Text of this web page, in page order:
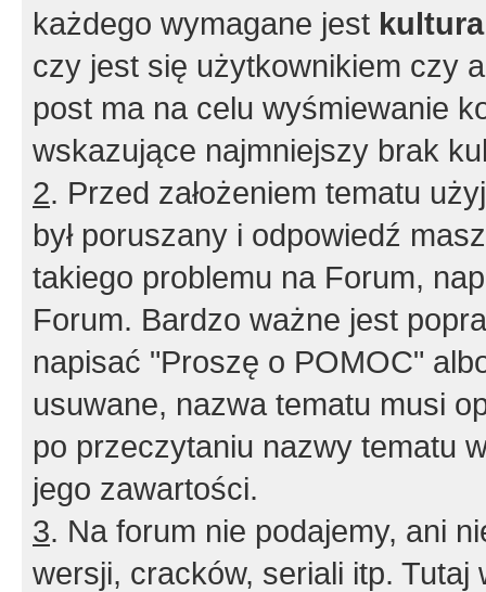
każdego wymagane jest
czy jest się użytkownikiem czy
post ma na celu wyśmiewanie
wskazujące najmniejszy brak
2. Przed założeniem tematu
był poruszany i odpowiedź
takiego problemu na Forum,
Forum. Bardzo ważne jest
napisać "Proszę o POMOC"
usuwane, nazwa tematu musi
po przeczytaniu nazwy tematu
jego zawartości.
3. Na forum nie podajemy, ani
wersji, cracków, seriali itp. Tutaj